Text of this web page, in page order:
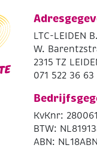
LTC-LEIDEN
W.
2315 TZ
071 522 36 63
KvKnr:
BTW:
ABN: